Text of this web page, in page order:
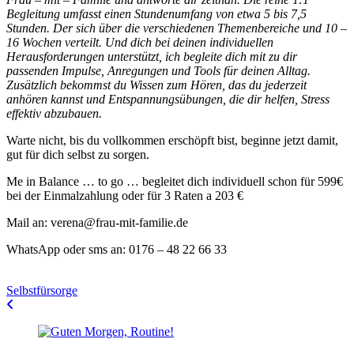
Begleitung umfasst einen Stundenumfang von etwa 5 bis 7,5
Stunden. Der sich über die verschiedenen Themenbereiche und 10 –
16 Wochen verteilt. Und dich bei deinen individuellen
Herausforderungen unterstützt, ich begleite dich mit zu dir
passenden Impulse, Anregungen und Tools für deinen Alltag.
Zusätzlich bekommst du Wissen zum Hören, das du jederzeit
anhören kannst und Entspannungsübungen, die dir helfen, Stress
effektiv abzubauen.
Warte nicht, bis du vollkommen erschöpft bist, beginne jetzt damit,
gut für dich selbst zu sorgen.
Me in Balance … to go … begleitet dich individuell schon für 599€
bei der Einmalzahlung oder für 3 Raten a 203 €
Mail an: verena@frau-mit-familie.de
WhatsApp oder sms an: 0176 – 48 22 66 33
Selbstfürsorge
Beitragsnavigation